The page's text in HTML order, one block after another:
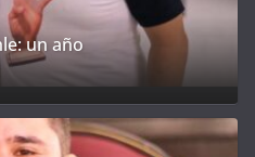
un año